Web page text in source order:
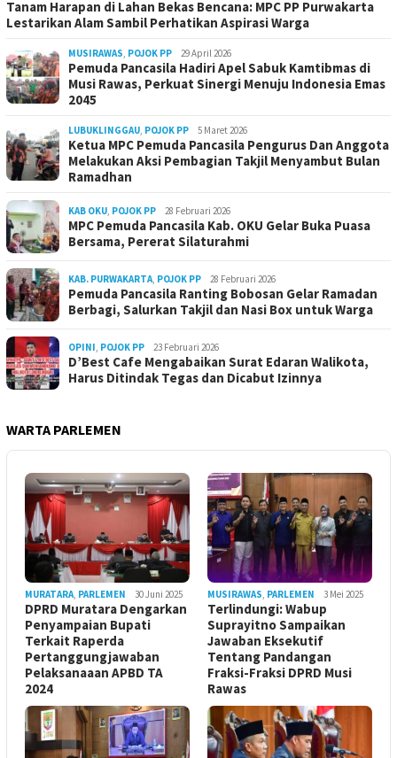
Tanam Harapan di Lahan Bekas Bencana: MPC PP Purwakarta
Lestarikan Alam Sambil Perhatikan Aspirasi Warga
MUSIRAWAS, POJOK PP 29 April 2026
Pemuda Pancasila Hadiri Apel Sabuk Kamtibmas di
Musi Rawas, Perkuat Sinergi Menuju Indonesia Emas
2045
LUBUKLINGGAU, POJOK PP 5 Maret 2026
Ketua MPC Pemuda Pancasila Pengurus Dan Anggota
Melakukan Aksi Pembagian Takjil Menyambut Bulan
Ramadhan
KAB OKU, POJOK PP 28 Februari 2026
MPC Pemuda Pancasila Kab. OKU Gelar Buka Puasa
Bersama, Pererat Silaturahmi
KAB. PURWAKARTA, POJOK PP 28 Februari 2026
Pemuda Pancasila Ranting Bobosan Gelar Ramadan
Berbagi, Salurkan Takjil dan Nasi Box untuk Warga
OPINI, POJOK PP 23 Februari 2026
D’Best Cafe Mengabaikan Surat Edaran Walikota,
Harus Ditindak Tegas dan Dicabut Izinnya
WARTA PARLEMEN
MURATARA, PARLEMEN 30 Juni 2025
DPRD Muratara Dengarkan
Penyampaian Bupati
Terkait Raperda
Pertanggungjawaban
Pelaksanaaan APBD TA
2024
MUSIRAWAS, PARLEMEN 3 Mei 2025
Terlindungi: Wabup
Suprayitno Sampaikan
Jawaban Eksekutif
Tentang Pandangan
Fraksi-Fraksi DPRD Musi
Rawas